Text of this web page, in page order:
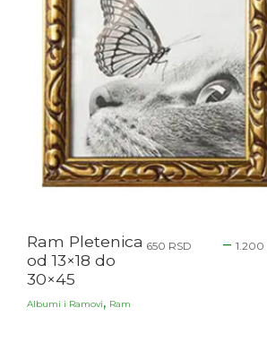
Ram Pletenica
od 13×18 do
30×45
Albumi i Ramovi, Ram
650 RSD – 1.200